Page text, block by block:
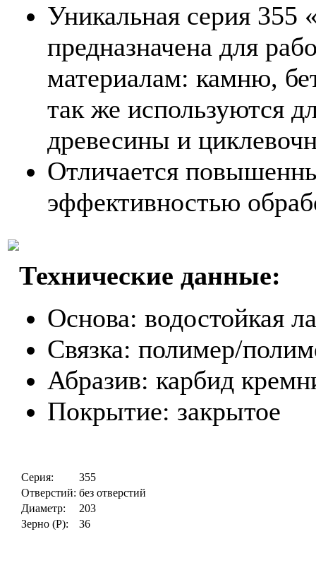
Уникальная серия 355
предназначена для
материалам: камню,
так же используются
древесины и
Отличается
эффективностью
Технические данные:
Основа: водостойкая
Связка: полимер/
Абразив: карбид
Покрытие: закрытое
Серия:
355
Отверстий: без отверстий
Диаметр:
203
Зерно (P):
36